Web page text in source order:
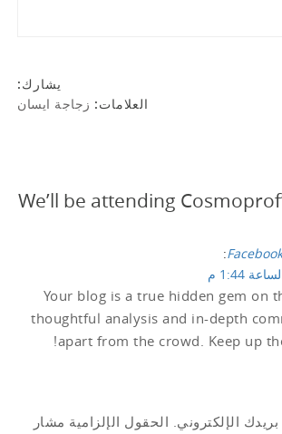
يشارك:
العلامات: زجاجة ايسان
رد واحد على “We’ll be attending Cosmoprof
:
Your blog is a true hidden gem on
thoughtful analysis and in-depth
apart from the crowd. Keep up
الإلكتروني. الحقول الإلزامية مشار